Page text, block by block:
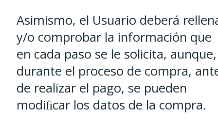
Asimismo, el Usuario deberá
y/o comprobar la información que
en cada paso se le solicita, aunque,
durante el proceso de compra,
de realizar el pago, se pueden
modiﬁcar los datos de la compra.